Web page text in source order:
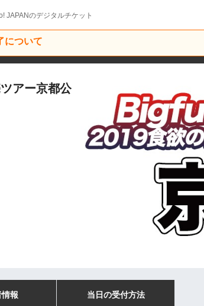
JAPANのデジタルチケット
について
アー京都公
報 当日の受付方法